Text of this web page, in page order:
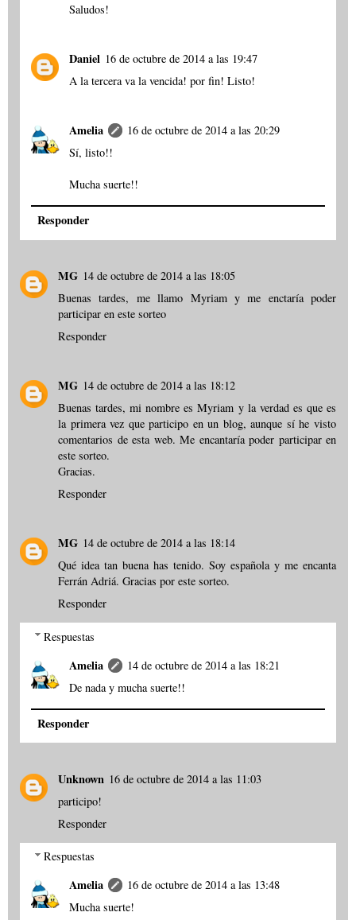
Saludos!
Daniel 16 de octubre de 2014 a las 19:47
A la tercera va la vencida! por fin! Listo!
Amelia
16 de octubre de 2014 a las 20:29
Sí, listo!!
Mucha suerte!!
Responder
MG 14 de octubre de 2014 a las 18:05
Buenas tardes, me llamo Myriam y me enctaría poder
participar en este sorteo
Responder
MG 14 de octubre de 2014 a las 18:12
Buenas tardes, mi nombre es Myriam y la verdad es que es
la primera vez que participo en un blog, aunque sí he visto
comentarios de esta web. Me encantaría poder participar en
este sorteo.
Gracias.
Responder
MG 14 de octubre de 2014 a las 18:14
Qué idea tan buena has tenido. Soy española y me encanta
Ferrán Adriá. Gracias por este sorteo.
Responder
Respuestas
Amelia
14 de octubre de 2014 a las 18:21
De nada y mucha suerte!!
Responder
Unknown 16 de octubre de 2014 a las 11:03
participo!
Responder
Respuestas
Amelia
16 de octubre de 2014 a las 13:48
Mucha suerte!